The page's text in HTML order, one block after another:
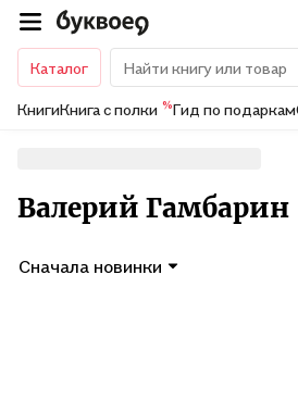
Каталог
КнигиКнига с полки %Гид по подаркам
Валерий Гамбарин
Сначала новинки